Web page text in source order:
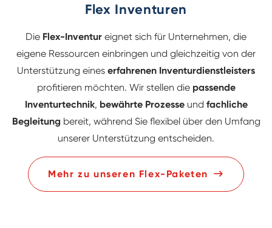
Flex Inventuren
Die Flex-Inventur eignet sich für Unternehmen, die
eigene Ressourcen einbringen und gleichzeitig von der
Unterstützung eines erfahrenen Inventurdienstleisters
profitieren möchten. Wir stellen die passende
Inventurtechnik, bewährte Prozesseund fachliche
Begleitung bereit, während Sie flexibel über den Umfang
unserer Unterstützung entscheiden.
Mehr zu unseren Flex-Paketen